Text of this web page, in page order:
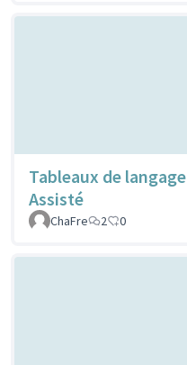
Tableaux de langage
Assisté
ChaFre
2 0